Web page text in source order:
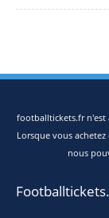
footballtickets.fr n'est
Lorsque vous
nous